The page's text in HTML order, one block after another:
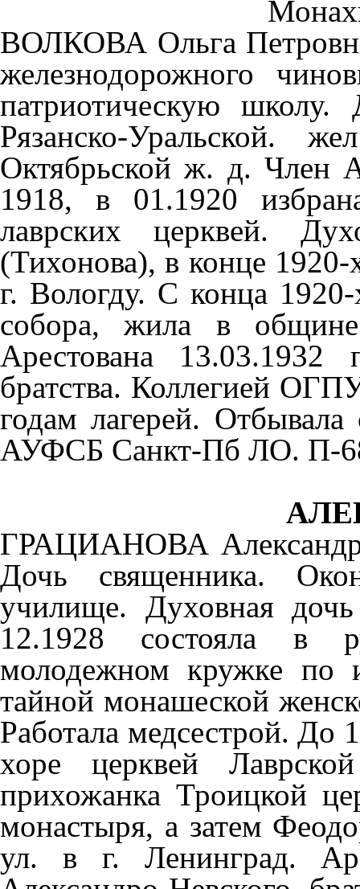
ВОЛКОВА Ольга
железнодорожного
патриотическую школу.
Рязанско-Уральской.
Октябрьской ж. д. Член
1918, в 01.1920
лаврских церквей.
(Тихонова), в конце
г. Вологду. С конца
собора, жила в общине
Арестована 13.03.1932
братства. Коллегией
годам лагерей.
АУФСБ Санкт-Пб ЛО. П-
ГРАЦИАНОВА
Дочь священника.
училище. Духовная
12.1928 состояла в
молодежном кружке по
тайной монашеской
Работала медсестрой. До
хоре церквей
прихожанка Троицкой
монастыря, а затем
ул. в г. Ленинград.